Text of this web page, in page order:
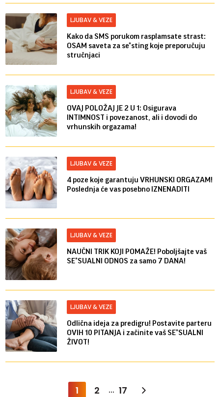
LJUBAV & VEZE
Kako da SMS porukom rasplamsate strast:
OSAM saveta za se*sting koje preporučuju
stručnjaci
LJUBAV & VEZE
OVAJ POLOŽAJ JE 2 U 1: Osigurava
INTIMNOST i povezanost, ali i dovodi do
vrhunskih orgazama!
LJUBAV & VEZE
4 poze koje garantuju VRHUNSKI ORGAZAM!
Poslednja će vas posebno IZNENADITI
LJUBAV & VEZE
NAUČNI TRIK KOJI POMAŽE! Poboljšajte vaš
SE*SUALNI ODNOS za samo 7 DANA!
LJUBAV & VEZE
Odlična ideja za predigru! Postavite parteru
OVIH 10 PITANJA i začinite vaš SE*SUALNI
ŽIVOT!
1 2 ... 17